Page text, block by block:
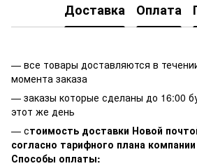
Доставка Оплата
— все товары доставляются в
момента заказа
— заказы которые сделаны до 16:00
этот же день
— стоимость доставки Новой
согласно тарифного плана компании
Способы оплаты: